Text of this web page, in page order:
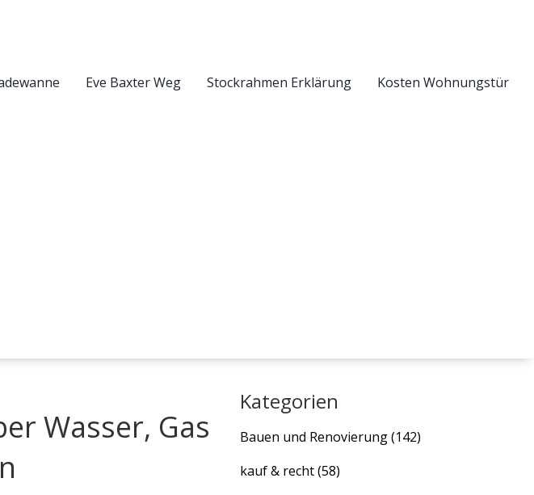
Eve Baxter Weg Stockrahmen Erklärung Kosten Wohnungstür
Wasser, Gas
Kategorien
Bauen und Renovierung(142)
kauf & recht(58)